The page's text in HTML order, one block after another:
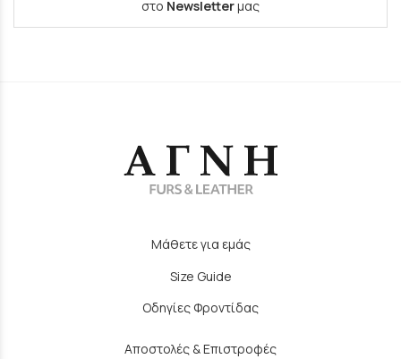
στο Newsletterμας
Μάθετε για εμάς
Size Guide
Οδηγίες Φροντίδας
Αποστολές & Επιστροφές